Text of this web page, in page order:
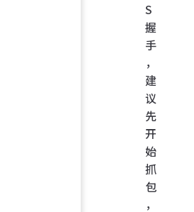
S
握
手
，
建
议
先
开
始
抓
包
，